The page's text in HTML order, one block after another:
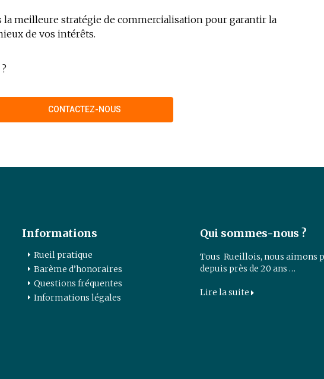
la meilleure stratégie de commercialisation pour garantir la
de vos intérêts.
CONTACTEZ-NOUS
Informations
Rueil pratique
Barème d’honoraires
Questions fréquentes
Informations légales
Qui sommes-nous ?
Tous Rueillois, nous aimons
depuis près de 20 ans …
Lire la suite